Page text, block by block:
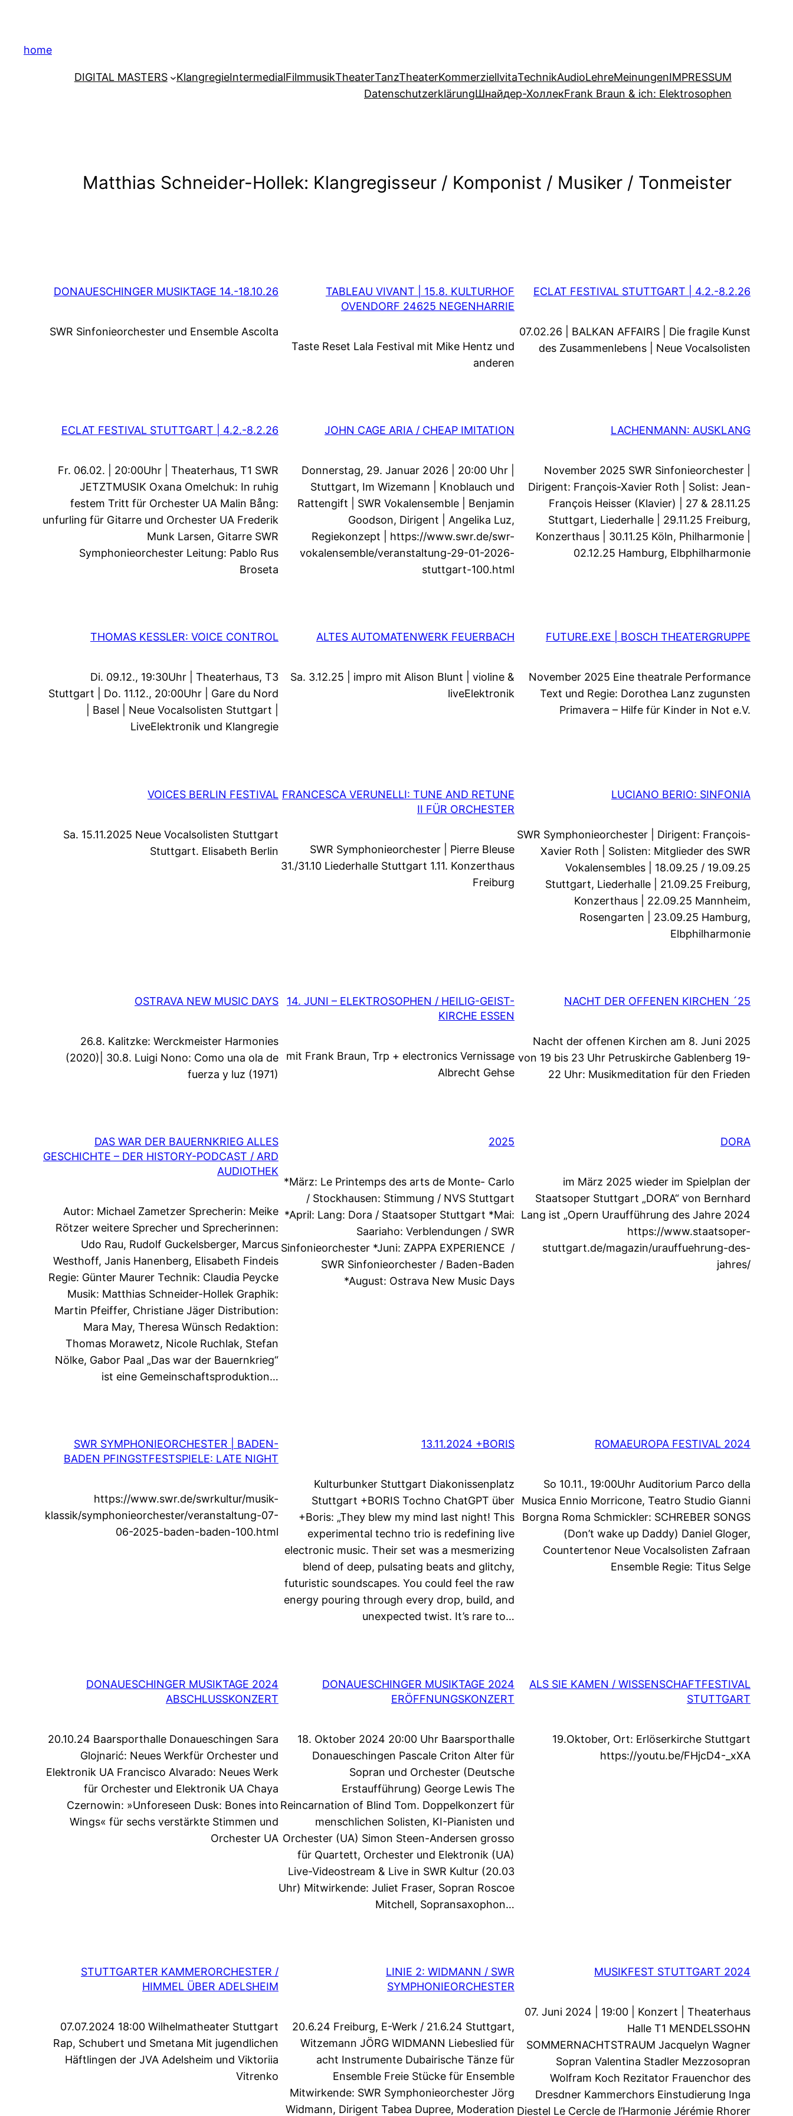
springen
home
DIGITAL MASTERS KlangregieIntermedialFilmmusikTheaterTanzTheaterKommerziellvitaTechnikAudioLehreMeinungenIMPRESSUM
DatenschutzerklärungШнайдер-ХоллекFrank Braun & ich: Elektrosophen
Matthias Schneider-Hollek: Klangregisseur / Komponist / Musiker / Tonmeister
DONAUESCHINGER MUSIKTAGE 14.-18.10.26
SWR Sinfonieorchester und Ensemble Ascolta
TABLEAU VIVANT | 15.8. KULTURHOF
OVENDORF 24625 NEGENHARRIE
Taste Reset Lala Festival mit Mike Hentz und
anderen
ECLAT FESTIVAL STUTTGART | 4.2.-8.2.26
07.02.26 | BALKAN AFFAIRS | Die fragile Kunst
des Zusammenlebens | Neue Vocalsolisten
ECLAT FESTIVAL STUTTGART | 4.2.-8.2.26
Fr. 06.02. | 20:00Uhr | Theaterhaus, T1 SWR
JETZTMUSIK Oxana Omelchuk: In ruhig
festem Tritt für Orchester UA Malin Bång:
unfurling für Gitarre und Orchester UA Frederik
Munk Larsen, Gitarre SWR
Symphonieorchester Leitung: Pablo Rus
Broseta
JOHN CAGE ARIA / CHEAP IMITATION
Donnerstag, 29. Januar 2026 | 20:00 Uhr |
Stuttgart, Im Wizemann | Knoblauch und
Rattengift | SWR Vokalensemble | Benjamin
Goodson, Dirigent | Angelika Luz,
Regiekonzept | https://www.swr.de/swr-
vokalensemble/veranstaltung-29-01-2026-
stuttgart-100.html
LACHENMANN: AUSKLANG
November 2025 SWR Sinfonieorchester |
Dirigent: François-Xavier Roth | Solist: Jean-
François Heisser (Klavier) | 27 & 28.11.25
Stuttgart, Liederhalle | 29.11.25 Freiburg,
Konzerthaus | 30.11.25 Köln, Philharmonie |
02.12.25 Hamburg, Elbphilharmonie
THOMAS KESSLER: VOICE CONTROL
Di. 09.12., 19:30Uhr | Theaterhaus, T3
Stuttgart | Do. 11.12., 20:00Uhr | Gare du Nord
| Basel | Neue Vocalsolisten Stuttgart |
LiveElektronik und Klangregie
ALTES AUTOMATENWERK FEUERBACH
Sa. 3.12.25 | impro mit Alison Blunt | violine &
liveElektronik
FUTURE.EXE | BOSCH THEATERGRUPPE
November 2025 Eine theatrale Performance
Text und Regie: Dorothea Lanz zugunsten
Primavera – Hilfe für Kinder in Not e.V.
VOICES BERLIN FESTIVAL
Sa. 15.11.2025 Neue Vocalsolisten Stuttgart
Stuttgart. Elisabeth Berlin
FRANCESCA VERUNELLI: TUNE AND RETUNE
II FÜR ORCHESTER
SWR Symphonieorchester | Pierre Bleuse
31./31.10 Liederhalle Stuttgart 1.11. Konzerthaus
Freiburg
LUCIANO BERIO: SINFONIA
SWR Symphonieorchester | Dirigent: François-
Xavier Roth | Solisten: Mitglieder des SWR
Vokalensembles | 18.09.25 / 19.09.25
Stuttgart, Liederhalle | 21.09.25 Freiburg,
Konzerthaus | 22.09.25 Mannheim,
Rosengarten | 23.09.25 Hamburg,
Elbphilharmonie
OSTRAVA NEW MUSIC DAYS
26.8. Kalitzke: Werckmeister Harmonies
(2020)| 30.8. Luigi Nono: Como una ola de
fuerza y luz (1971)
14. JUNI – ELEKTROSOPHEN / HEILIG-GEIST-
KIRCHE ESSEN
mit Frank Braun, Trp + electronics Vernissage
Albrecht Gehse
NACHT DER OFFENEN KIRCHEN ´25
Nacht der offenen Kirchen am 8. Juni 2025
von 19 bis 23 Uhr Petruskirche Gablenberg 19-
22 Uhr: Musikmeditation für den Frieden
DAS WAR DER BAUERNKRIEG ALLES
GESCHICHTE – DER HISTORY-PODCAST / ARD
AUDIOTHEK
Autor: Michael Zametzer Sprecherin: Meike
Rötzer weitere Sprecher und Sprecherinnen:
Udo Rau, Rudolf Guckelsberger, Marcus
Westhoff, Janis Hanenberg, Elisabeth Findeis
Regie: Günter Maurer Technik: Claudia Peycke
Musik: Matthias Schneider-Hollek Graphik:
Martin Pfeiffer, Christiane Jäger Distribution:
Mara May, Theresa Wünsch Redaktion:
Thomas Morawetz, Nicole Ruchlak, Stefan
Nölke, Gabor Paal „Das war der Bauernkrieg“
ist eine Gemeinschaftsproduktion…
2025
*März: Le Printemps des arts de Monte- Carlo
/ Stockhausen: Stimmung / NVS Stuttgart
*April: Lang: Dora / Staatsoper Stuttgart *Mai:
Saariaho: Verblendungen / SWR
Sinfonieorchester *Juni: ZAPPA EXPERIENCE /
SWR Sinfonieorchester / Baden-Baden
*August: Ostrava New Music Days
DORA
im März 2025 wieder im Spielplan der
Staatsoper Stuttgart „DORA“ von Bernhard
Lang ist „Opern Uraufführung des Jahre 2024
https://www.staatsoper-
stuttgart.de/magazin/urauffuehrung-des-
jahres/
SWR SYMPHONIEORCHESTER | BADEN-
BADEN PFINGSTFESTSPIELE: LATE NIGHT
https://www.swr.de/swrkultur/musik-
klassik/symphonieorchester/veranstaltung-07-
06-2025-baden-baden-100.html
13.11.2024 +BORIS
Kulturbunker Stuttgart Diakonissenplatz
Stuttgart +BORIS Tochno ChatGPT über
+Boris: „They blew my mind last night! This
experimental techno trio is redefining live
electronic music. Their set was a mesmerizing
blend of deep, pulsating beats and glitchy,
futuristic soundscapes. You could feel the raw
energy pouring through every drop, build, and
unexpected twist. It’s rare to…
ROMAEUROPA FESTIVAL 2024
So 10.11., 19:00Uhr Auditorium Parco della
Musica Ennio Morricone, Teatro Studio Gianni
Borgna Roma Schmickler: SCHREBER SONGS
(Don’t wake up Daddy) Daniel Gloger,
Countertenor Neue Vocalsolisten Zafraan
Ensemble Regie: Titus Selge
DONAUESCHINGER MUSIKTAGE 2024
ABSCHLUSSKONZERT
20.10.24 Baarsporthalle Donaueschingen Sara
Glojnarić: Neues Werkfür Orchester und
Elektronik UA Francisco Alvarado: Neues Werk
für Orchester und Elektronik UA Chaya
Czernowin: »Unforeseen Dusk: Bones into
Wings« für sechs verstärkte Stimmen und
Orchester UA
DONAUESCHINGER MUSIKTAGE 2024
ERÖFFNUNGSKONZERT
18. Oktober 2024 20:00 Uhr Baarsporthalle
Donaueschingen Pascale Criton Alter für
Sopran und Orchester (Deutsche
Erstaufführung) George Lewis The
Reincarnation of Blind Tom. Doppelkonzert für
menschlichen Solisten, KI-Pianisten und
Orchester (UA) Simon Steen-Andersen grosso
für Quartett, Orchester und Elektronik (UA)
Live-Videostream & Live in SWR Kultur (20.03
Uhr) Mitwirkende: Juliet Fraser, Sopran Roscoe
Mitchell, Sopransaxophon…
ALS SIE KAMEN / WISSENSCHAFTFESTIVAL
STUTTGART
19.Oktober, Ort: Erlöserkirche Stuttgart
https://youtu.be/FHjcD4-_xXA
STUTTGARTER KAMMERORCHESTER /
HIMMEL ÜBER ADELSHEIM
07.07.2024 18:00 Wilhelmatheater Stuttgart
Rap, Schubert und Smetana Mit jugendlichen
Häftlingen der JVA Adelsheim und Viktoriia
Vitrenko
LINIE 2: WIDMANN / SWR
SYMPHONIEORCHESTER
20.6.24 Freiburg, E-Werk / 21.6.24 Stuttgart,
Witzemann JÖRG WIDMANN Liebeslied für
acht Instrumente Dubairische Tänze für
Ensemble Freie Stücke für Ensemble
Mitwirkende: SWR Symphonieorchester Jörg
Widmann, Dirigent Tabea Dupree, Moderation
MUSIKFEST STUTTGART 2024
07. Juni 2024 | 19:00 | Konzert | Theaterhaus
Halle T1 MENDELSSOHN
SOMMERNACHTSTRAUM Jacquelyn Wagner
Sopran Valentina Stadler Mezzosopran
Wolfram Koch Rezitator Frauenchor des
Dresdner Kammerchors Einstudierung Inga
Diestel Le Cercle de l’Harmonie Jérémie Rhorer